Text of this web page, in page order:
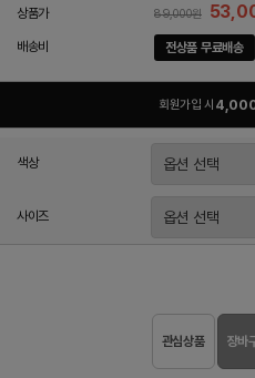
상품가 89,000원
배송비 전상품 무료배송
회원가입 시 4,000
색상
사이즈
관심상품 장바